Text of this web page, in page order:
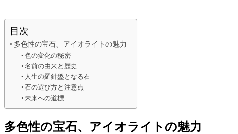
目次
多色性の宝石、アイオライトの魅力
色の変化の秘密
名前の由来と歴史
人生の羅針盤となる石
石の選び方と注意点
未来への道標
多色性の宝石、アイオライトの魅力